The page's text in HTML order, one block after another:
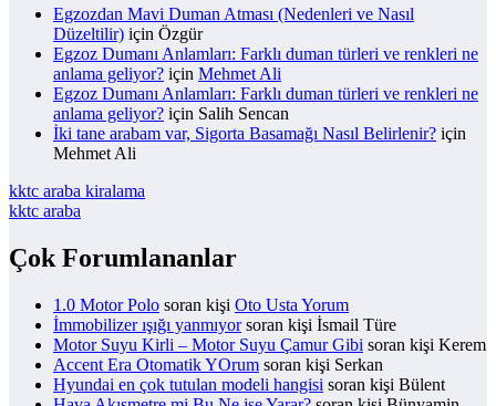
Egzozdan Mavi Duman Atması (Nedenleri ve Nasıl
Düzeltilir) için Özgür
Egzoz Dumanı Anlamları: Farklı duman türleri ve renkleri ne
anlama geliyor? için Mehmet Ali
Egzoz Dumanı Anlamları: Farklı duman türleri ve renkleri ne
anlama geliyor? için Salih Sencan
İki tane arabam var, Sigorta Basamağı Nasıl Belirlenir? için
Mehmet Ali
kktc araba kiralama
kktc araba
Çok Forumlananlar
1.0 Motor Polo soran kişi Oto Usta Yorum
İmmobilizer ışığı yanmıyorsoran kişi İsmail Türe
Motor Suyu Kirli – Motor Suyu Çamur Gibi soran kişi Kerem
Accent Era Otomatik YOrum soran kişi Serkan
Hyundai en çok tutulan modeli hangisi soran kişi Bülent